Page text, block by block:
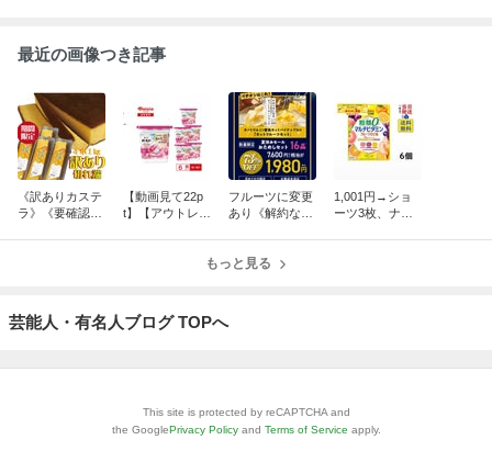
最近の画像つき記事
《訳ありカステ
ラ》《要確認》
【動画見て22p
t】【アウトレッ
フルーツに変更
あり《解約なし
ためしセット】
1,001円→ショ
ーツ3枚、ナイ
もっと見る
芸能人・有名人ブログ TOPへ
This site is protected by reCAPTCHA and
the GooglePrivacy Policy and Terms of Service apply.